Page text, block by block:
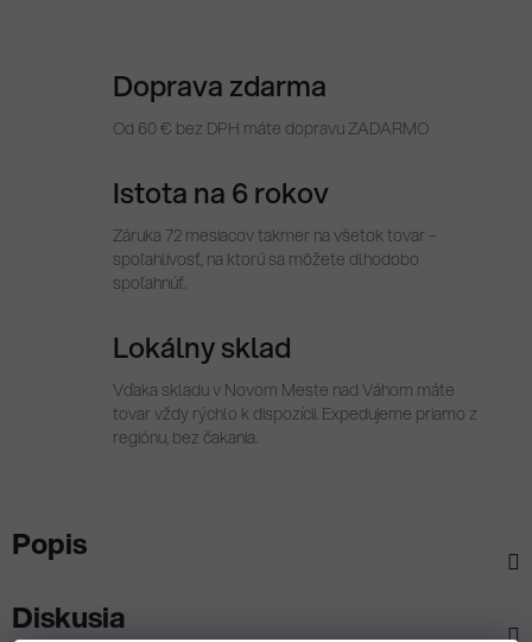
Doprava zdarma
Od 60 € bez DPH máte dopravu ZADARMO
Istota na 6 rokov
Záruka 72 mesiacov takmer na všetok tovar –
spoľahlivosť, na ktorú sa môžete dlhodobo
spoľahnúť.
Lokálny sklad
Vďaka skladu v Novom Meste nad Váhom máte
tovar vždy rýchlo k dispozícii. Expedujeme priamo z
regiónu, bez čakania.
Popis
Diskusia